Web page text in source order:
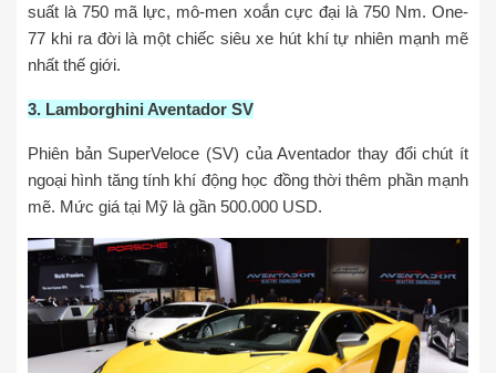
suất là 750 mã lực, mô-men xoắn cực đại là 750 Nm. One-
77 khi ra đời là một chiếc siêu xe hút khí tự nhiên mạnh mẽ
nhất thế giới.
3. Lamborghini Aventador SV
Phiên bản SuperVeloce (SV) của Aventador thay đổi chút ít
ngoại hình tăng tính khí động học đồng thời thêm phần mạnh
mẽ. Mức giá tại Mỹ là gần 500.000 USD.